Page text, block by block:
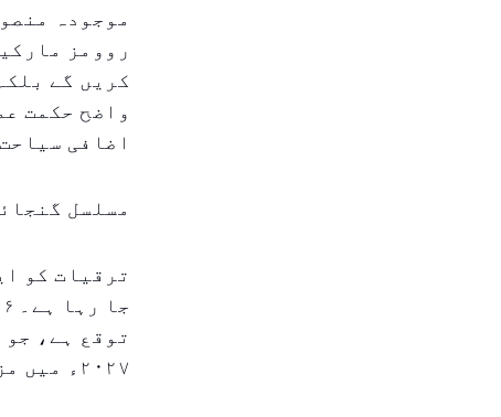
روومز
کریں گے
واضح حکمت
اضافی
مسلسل
ترقیات کو
توقع ہے، جو
۲۰۲۷ء میں مزید ۲۹۰۰ اور ۲۰۲۸ء میں مزید ۱۸۰۰ روومز آئیں گے۔